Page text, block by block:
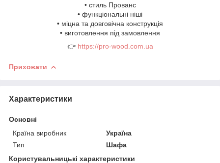
• стиль Прованс
• функціональні ніші
• міцна та довговічна конструкція
• виготовлення під замовлення
👉 https://pro-wood.com.ua
Приховати
Характеристики
Основні
Країна виробник
Україна
Тип
Шафа
Користувальницькі характеристики